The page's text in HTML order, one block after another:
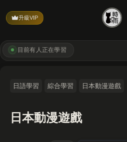
升級VIP
目前有 人正在學習
日語學習 綜合學習 日本動漫遊戲
日本動漫遊戲